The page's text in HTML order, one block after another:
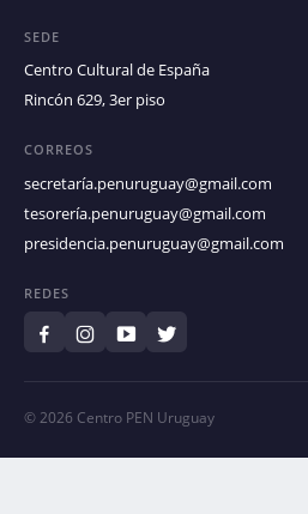
SEDE
Centro Cultural de España
Rincón 629, 3er piso
CORREOS
secretaría.penuruguay@gmail.com
tesorería.penuruguay@gmail.com
presidencia.penuruguay@gmail.com
REDES
© 2026 Centro PEN Uruguay